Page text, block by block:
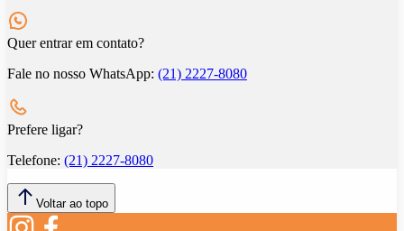
Quer entrar em contato?
Fale no nosso WhatsApp: (21) 2227-8080
Prefere ligar?
Telefone: (21) 2227-8080
Voltar ao topo